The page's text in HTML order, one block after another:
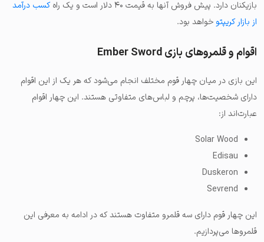
بازیکنان دارد. پیش فروش آنها به قیمت ۴۰ دلار است و یک راه
کسب درآمد
از بازار کریپتو خواهد بود.
اقوام و قلمروهای بازی Ember Sword
این بازی در میان چهار قوم مختلف انجام می‌شود که هر یک از این اقوام
دارای شخصیت‌ها، پرچم و لباس‌های متفاوتی هستند. این چهار اقوام
عبارت‌اند از:
Solar Wood
Edisau
Duskeron
Sevrend
این چهار قوم دارای سه قلمرو متفاوت هستند که در ادامه به معرفی این
قلمروها می‌پردازیم.